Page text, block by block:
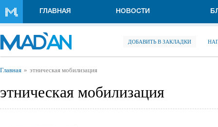
ГЛАВНАЯ НОВОСТИ
ДОБАВИТЬ В ЗАКЛАДКИ
Вы здесь
Главная этническая мобилизация
этническая мобилизация